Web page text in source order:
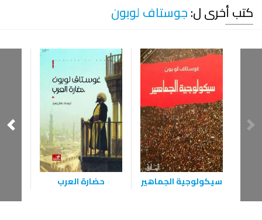
كتب أخرى ل:جوستاف لوبون
سيكولوجية الجماهير حضارة العرب